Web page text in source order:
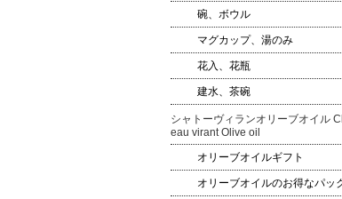
碗、ボウル
マグカップ、湯のみ
花入、花瓶
建水、茶碗
シャトーヴィランオリーブオイル
eau virant Olive oil
オリーブオイルギフト
オリーブオイルのお得なパッ